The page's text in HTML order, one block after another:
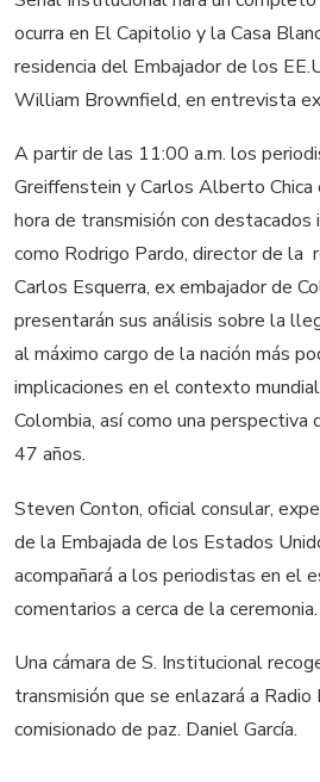
ocurra en El Capitolio y la Casa
residencia del Embajador de los
William Brownfield, en entrevista
A partir de las 11:00 a.m. los
Greiffenstein y Carlos Alberto Chica
hora de transmisión con
como Rodrigo Pardo, director de la
Carlos Esquerra, ex embajador de
presentarán sus análisis sobre la
al máximo cargo de la nación más
implicaciones en el contexto
Colombia, así como una
47 años.
Steven Conton, oficial consular,
de la Embajada de los Estados
acompañará a los periodistas en el
comentarios a cerca de la ceremonia.
Una cámara de S. Institucional
transmisión que se enlazará a
comisionado de paz. Daniel García.